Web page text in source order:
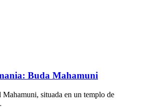
Buda Mahamuni
Mahamuni, situada en un templo de